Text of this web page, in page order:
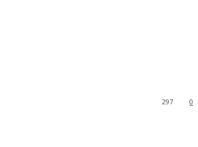
0
297